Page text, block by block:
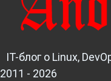
IT-блог о Linux,
2011 - 2026